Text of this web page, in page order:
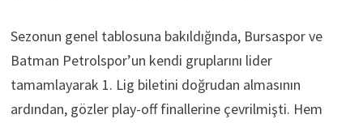
Sezonun genel tablosuna bakıldığında, Bursaspor ve
Batman Petrolspor’un kendi gruplarını lider
tamamlayarak 1. Lig biletini doğrudan almasının
ardından, gözler play-off finallerine çevrilmişti. Hem